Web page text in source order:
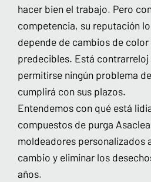
hacer bien el trabajo. Pero
competencia, su reputación
depende de cambios de
predecibles. Está contrarreloj
permitirse ningún problema
cumplirá con sus plazos.
Entendemos con qué está
compuestos de purga
moldeadores personalizados
cambio y eliminar los
años.